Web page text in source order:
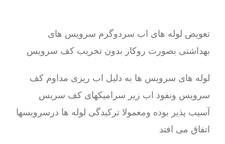
تعویض لوله های اب سردوگرم سرویس های
بهداشتی بصورت روکار بدون تخریب کف سرویس
لوله های سرویس ها به دلیل اب ریزی مداوم کف
سرویس ونفوذ اب زیر سرامیکهای کف سریس
آسیب پذیر بوده ومعمولا ترکیدگی لوله ها درسرویسها
اتفاق می افتد